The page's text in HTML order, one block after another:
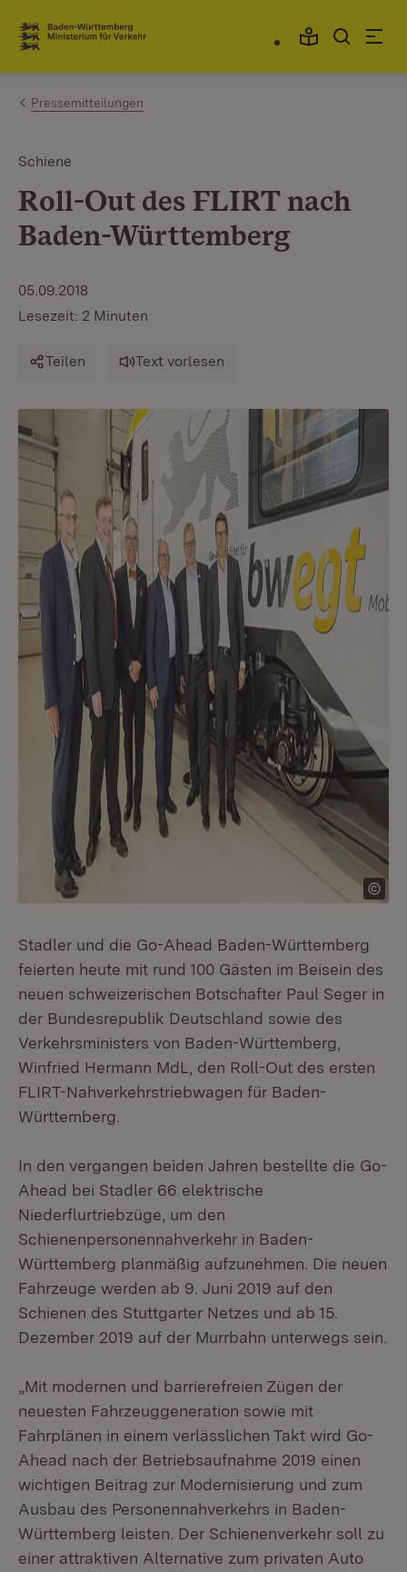
Zum Inhalt springen
Link zur Startseite
Pressemitteilungen
Schiene
Roll-Out des FLIRT nach
Baden-Württemberg
05.09.2018
Lesezeit: 2 Minuten
Teilen Text vorlesen
Stadler und die Go-Ahead Baden-Württemberg
feierten heute mit rund 100 Gästen im Beisein des
neuen schweizerischen Botschafter Paul Seger in
der Bundesrepublik Deutschland sowie des
Verkehrsministers von Baden-Württemberg,
Winfried Hermann MdL, den Roll-Out des ersten
FLIRT-Nahverkehrstriebwagen für Baden-
Württemberg.
In den vergangen beiden Jahren bestellte die Go-
Ahead bei Stadler 66 elektrische
Niederflurtriebzüge, um den
Schienenpersonennahverkehr in Baden-
Württemberg planmäßig aufzunehmen. Die neuen
Fahrzeuge werden ab 9. Juni 2019 auf den
Schienen des Stuttgarter Netzes und ab 15.
Dezember 2019 auf der Murrbahn unterwegs sein.
„Mit modernen und barrierefreien Zügen der
neuesten Fahrzeuggeneration sowie mit
Fahrplänen in einem verlässlichen Takt wird Go-
Ahead nach der Betriebsaufnahme 2019 einen
wichtigen Beitrag zur Modernisierung und zum
Ausbau des Personennahverkehrs in Baden-
Württemberg leisten. Der Schienenverkehr soll zu
einer attraktiven Alternative zum privaten Auto